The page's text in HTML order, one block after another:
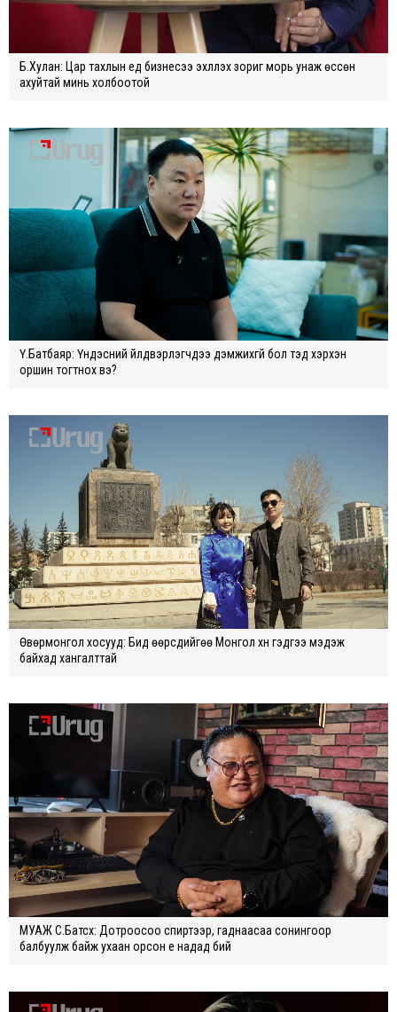
Б.Хулан: Цар тахлын үед бизнесээ эхлүүлэх зориг морь унаж өссөн
ахуйтай минь холбоотой
Ү.Батбаяр: Үндэсний үйлдвэрлэгчдээ дэмжихгүй бол тэд хэрхэн
оршин тогтнох вэ?
Өвөрмонгол хосууд: Бид өөрсдийгөө Монгол хүн гэдгээ мэдэж
байхад хангалттай
МУАЖ С.Батсүх: Дотроосоо спиртээр, гаднаасаа сонингоор
балбуулж байж ухаан орсон үе надад бий